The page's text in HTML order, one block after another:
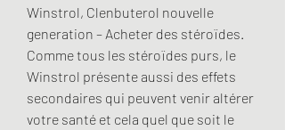
Winstrol, Clenbuterol nouvelle
generation – Acheter des stéroïdes.
Comme tous les stéroïdes purs, le
Winstrol présente aussi des effets
secondaires qui peuvent venir altérer
votre santé et cela quel que soit le